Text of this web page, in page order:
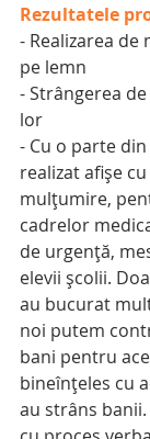
Rezultatele
- Realizarea
pe lemn
- Strângerea
lor
- Cu o parte
realizat afişe
mulţumire,
cadrelor
de urgenţă,
elevii şcolii.
au bucurat
noi putem
bani pentru
bineînţeles cu
au strâns